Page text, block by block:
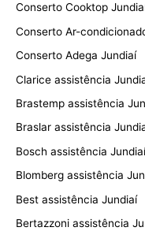
Conserto Cooktop
Conserto Ar-
Conserto Adega Jundiaí
Clarice assistência
Brastemp assistência
Braslar assistência
Bosch assistência Jundiaí
Blomberg assistência
Best assistência Jundiaí
Bertazzoni assistência